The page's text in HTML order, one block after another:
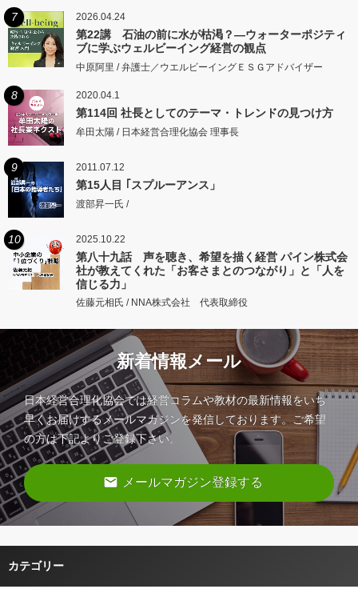
7 2026.04.24
第22講 石油の前に水が枯渇？―ウォーターポジティ
ブに学ぶウェルビーイング経営の観点
中原阿里 / 弁護士／ウエルビーイングＥＳＧアドバイザー
8 2020.04.1
第114回 社長としてのテーマ・トレンドの見つけ方
牟田太陽 / 日本経営合理化協会 理事長
9 2011.07.12
第15人目 ｢スプルーアンス」
渡部昇一氏 /
10 2025.10.22
第八十九話 声を聴き、希望を描く経営 パイン株式会
社が教えてくれた「お客さまとのつながり」と「人を
信じる力」
佐藤元相氏 / NNA株式会社 代表取締役
新着情報メール
日本経営合理化協会では経営コラムや教材の最新情報をいち
早くお届けするメールマガジンを発信しております。ご希望
の方は下記よりご登録下さい。
email メールマガジン登録する
カテゴリー